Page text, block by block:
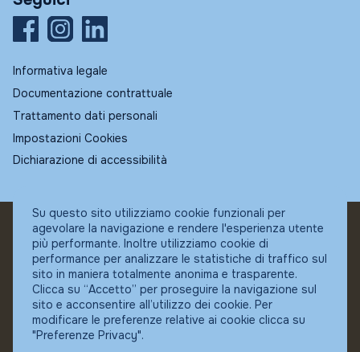
Informativa legale
Documentazione contrattuale
Trattamento dati personali
Impostazioni Cookies
Dichiarazione di accessibilità
© Fundstore
Collocatore autorizzato:
Banca Ifigest SpA
P.Iva: 04337180485
Su questo sito utilizziamo cookie funzionali per
agevolare la navigazione e rendere l'esperienza utente
più performante. Inoltre utilizziamo cookie di
performance per analizzare le statistiche di traffico sul
sito in maniera totalmente anonima e trasparente.
Clicca su “Accetto” per proseguire la navigazione sul
sito e acconsentire all’utilizzo dei cookie. Per
modificare le preferenze relative ai cookie clicca su
"Preferenze Privacy".